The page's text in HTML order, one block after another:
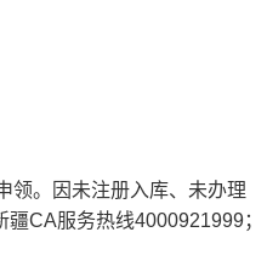
领。因未注册入库、未办理
CA服务热线4000921999；